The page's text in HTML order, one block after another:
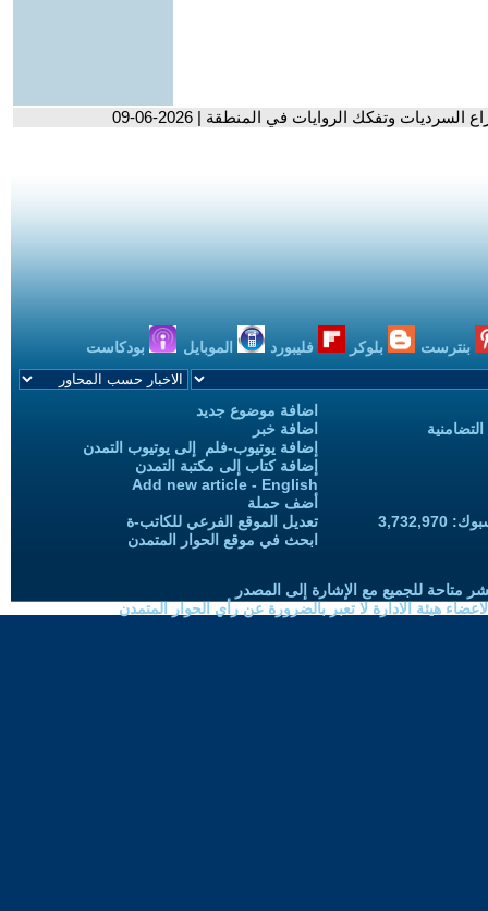
وتفكك الروايات في المنطقة | 2026-06-09
بنترست بلوكر فليبورد الموبايل بودكاست
اضافة موضوع جديد
اضافة خبر
إضافة يوتيوب-فلم إلى يوتيوب التمدن
إضافة كتاب إلى مكتبة التمدن
Add new article - English
أضف حملة
تعديل الموقع الفرعي للكاتب-ة
ابحث في موقع الحوار المتمدن
متاحة للجميع مع الإشارة إلى المصدر
هيئة الادارة لا تعبر بالضرورة عن رأي الحوار المتمدن